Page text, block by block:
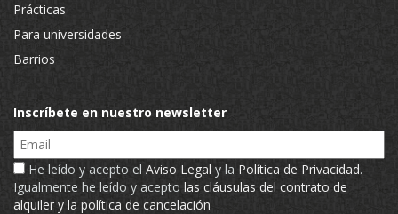
Prácticas
Para universidades
Barrios
Inscríbete en nuestro newsletter
Email
He leído y acepto el Aviso Legal y la Política de Privacidad.
Igualmente he leído y acepto las cláusulas del contrato de
alquiler y la política de cancelación